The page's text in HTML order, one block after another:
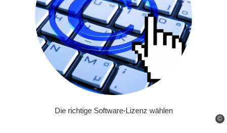
©
Die richtige Software-Lizenz wählen